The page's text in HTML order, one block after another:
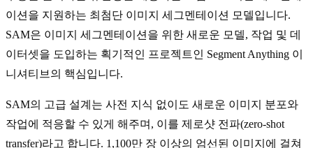
이션을 지원하는 최첨단 이미지 세그멘테이션 모델입니다.
SAM은 이미지 세그멘테이션을 위한 새로운 모델, 작업 및 데
이터셋을 도입하는 획기적인 프로젝트인 Segment Anything 이
니셔티브의 핵심입니다.
SAM의 고급 설계는 사전 지식 없이도 새로운 이미지 분포와
작업에 적응할 수 있게 해주며, 이를 제로샷 전파(zero-shot
transfer)라고 합니다. 1,100만 장 이상의 엄선된 이미지에 걸쳐